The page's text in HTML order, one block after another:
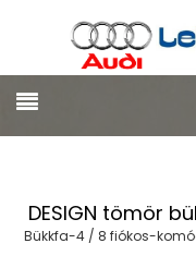
DESIGN tömör
Bükkfa-4 / 8 fiókos-